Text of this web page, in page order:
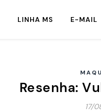
LINHA MS E-MAIL
Resenha:
17/